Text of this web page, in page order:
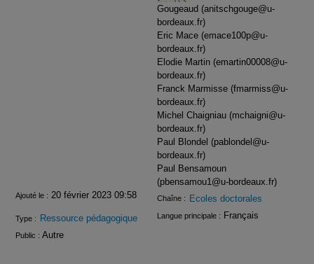
Gougeaud (anitschgouge@u-
bordeaux.fr)
Eric Mace (emace100p@u-
bordeaux.fr)
Elodie Martin (emartin00008@u-
bordeaux.fr)
Franck Marmisse (fmarmiss@u-
bordeaux.fr)
Michel Chaigniau (mchaigni@u-
bordeaux.fr)
Paul Blondel (pablondel@u-
bordeaux.fr)
Paul Bensamoun
(pbensamou1@u-bordeaux.fr)
Ajouté le : 20 février 2023 09:58 Chaîne : Ecoles doctorales
Type : Ressource pédagogique Langue principale : Français
Public : Autre